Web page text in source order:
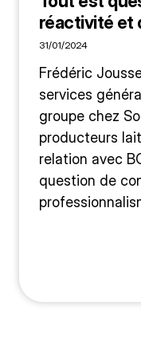
réactivité et
31/01/2024
Frédéric
services
groupe chez
producteurs
relation avec
question de